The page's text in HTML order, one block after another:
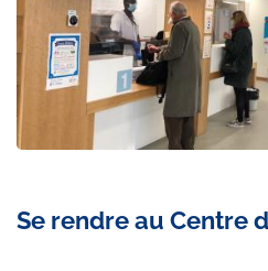
Se rendre au Centre